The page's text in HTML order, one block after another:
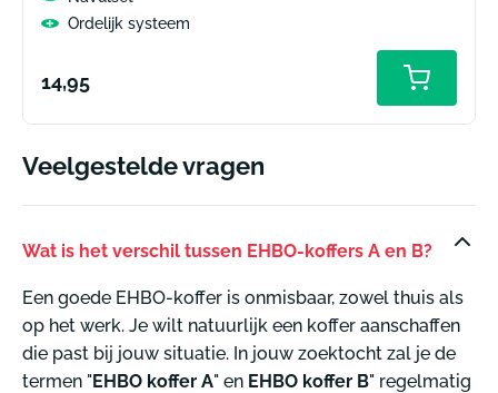
Ordelijk systeem
Normale
14,95
Veelgestelde vragen
Wat is het verschil tussen EHBO-koffers A en B?
Een goede EHBO-koffer is onmisbaar, zowel thuis als
op het werk. Je wilt natuurlijk een koffer aanschaffen
die past bij jouw situatie. In jouw zoektocht zal je de
termen "EHBO koffer A" en EHBO koffer B" regelmatig